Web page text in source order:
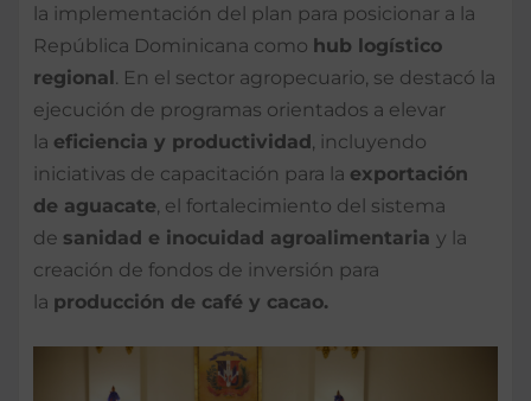
la implementación del plan para posicionar a la
República Dominicana como hub logístico
regional. En el sector agropecuario, se destacó la
ejecución de programas orientados a elevar
la eficiencia y productividad, incluyendo
iniciativas de capacitación para la exportación
de aguacate, el fortalecimiento del sistema
de sanidad e inocuidad agroalimentaria y la
creación de fondos de inversión para
la producción de café y cacao.